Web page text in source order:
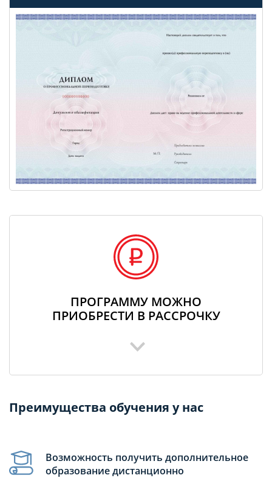
ПРОГРАММУ МОЖНО
ПРИОБРЕСТИ В РАССРОЧКУ
Преимущества обучения у нас
Возможность получить дополнительное
образование дистанционно